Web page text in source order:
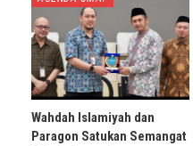
Wahdah Islamiyah dan
Paragon Satukan Semangat